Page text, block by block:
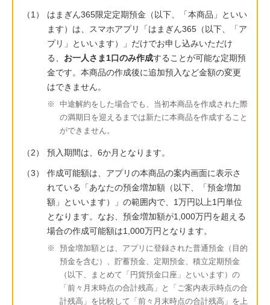
（1）
はまぎん365限定定期預金（以下、「本商品」といい
ます）は、スマホアプリ「はまぎん365（以下、「ア
プリ」といいます）」だけでお申し込みいただけ
る、 お一人さま1口のみ作成することが可能な定期預
金です。本商品の作成後に追加預入など金額の変更
はできません。
※
中途解約をした場合でも、当初本商品を作成された際
の満期日を迎えるまでは新たに本商品を作成すること
ができません。
（2） 預入期間は、6か月となります。
（3）
作成可能額は、アプリの本商品の案内画面に表示さ
れている「あなたの預金増加額（以下、「預金増加
額」といいます）」の範囲内で、1万円以上1円単位
となります。なお、預金増加額が1,000万円を超える
場合の作成可能額は1,000万円となります。
※
預金増加額とは、アプリに登録された普通預金（目的
預金を含む）、貯蓄預金、定期預金、積立定期預金
（以下、まとめて「円貨預金口座」といいます）の
「前々月末時点の合計残高」と「ご案内表示時点の合
計残高」を比較して「前々月末時点の合計残高」を上